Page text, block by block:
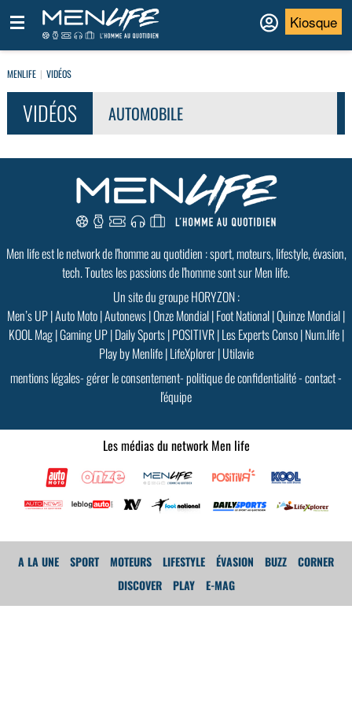
Kiosque
MENLIFE VIDÉOS
VIDÉOS AUTOMOBILE
Men life est le network de l'homme au quotidien : sport, moteurs, lifestyle, évasion,
tech. Toutes les passions de l'homme sont sur Men life.
Un site du groupe HORYZON :
Men’s UP|Auto Moto|Autonews|Onze Mondial|Foot National|Quinze Mondial|
KOOL Mag|Gaming UP|Daily Sports|POSITIVR|Les Experts Conso|Num.life|
Play by Menlife|LifeXplorer|Utilavie
mentions légales-gérer le consentement-politique de confidentialité-contact-
l'équipe
Les médias du network Men life
A LA UNE SPORT MOTEURS LIFESTYLE ÉVASION BUZZ
CORNER
DISCOVER
PLAY E-MAG